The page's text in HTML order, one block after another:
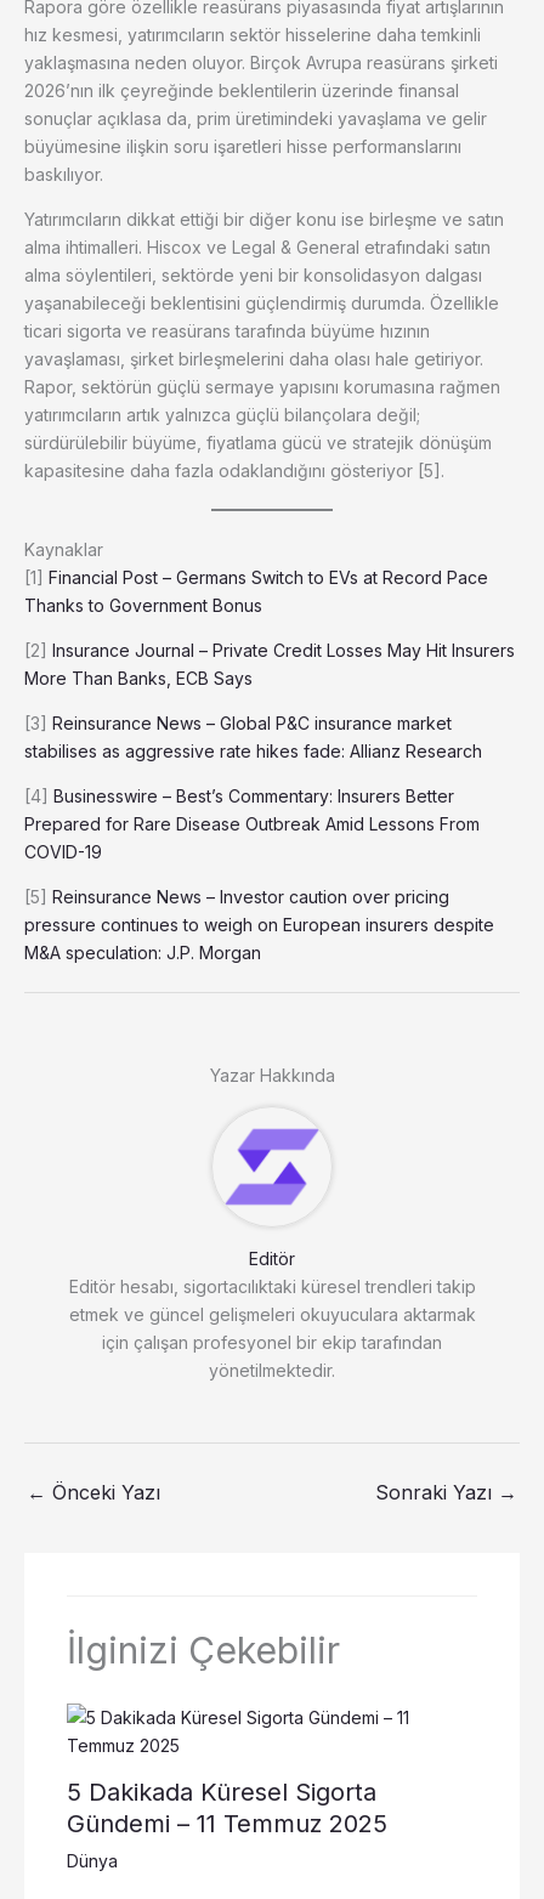
Rapora göre özellikle reasürans piyasasında fiyat artışlarının
hız kesmesi, yatırımcıların sektör hisselerine daha temkinli
yaklaşmasına neden oluyor. Birçok Avrupa reasürans şirketi
2026’nın ilk çeyreğinde beklentilerin üzerinde finansal
sonuçlar açıklasa da, prim üretimindeki yavaşlama ve gelir
büyümesine ilişkin soru işaretleri hisse performanslarını
baskılıyor.
Yatırımcıların dikkat ettiği bir diğer konu ise birleşme ve satın
alma ihtimalleri. Hiscox ve Legal & General etrafındaki satın
alma söylentileri, sektörde yeni bir konsolidasyon dalgası
yaşanabileceği beklentisini güçlendirmiş durumda. Özellikle
ticari sigorta ve reasürans tarafında büyüme hızının
yavaşlaması, şirket birleşmelerini daha olası hale getiriyor.
Rapor, sektörün güçlü sermaye yapısını korumasına rağmen
yatırımcıların artık yalnızca güçlü bilançolara değil;
sürdürülebilir büyüme, fiyatlama gücü ve stratejik dönüşüm
kapasitesine daha fazla odaklandığını gösteriyor [5].
Kaynaklar
[1] Financial Post – Germans Switch to EVs at Record Pace
Thanks to Government Bonus
[2] Insurance Journal – Private Credit Losses May Hit Insurers
More Than Banks, ECB Says
[3] Reinsurance News – Global P&C insurance market
stabilises as aggressive rate hikes fade: Allianz Research
[4] Businesswire – Best’s Commentary: Insurers Better
Prepared for Rare Disease Outbreak Amid Lessons From
COVID-19
[5] Reinsurance News – Investor caution over pricing
pressure continues to weigh on European insurers despite
M&A speculation: J.P. Morgan
Yazar Hakkında
Editör
Editör hesabı, sigortacılıktaki küresel trendleri takip
etmek ve güncel gelişmeleri okuyuculara aktarmak
için çalışan profesyonel bir ekip tarafından
yönetilmektedir.
← Önceki Yazı Sonraki Yazı →
İlginizi Çekebilir
5 Dakikada Küresel Sigorta
Gündemi – 11 Temmuz 2025
Dünya